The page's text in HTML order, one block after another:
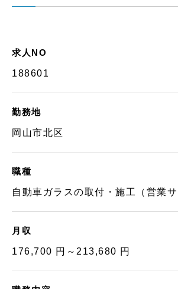
求人NO
188601
勤務地
岡山市北区
職種
自動車ガラスの取付・施工（営業サ
月収
176,700 円～213,680 円